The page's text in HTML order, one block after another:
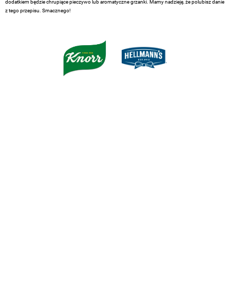
dodatkiem będzie chrupiące pieczywo lub aromatyczne grzanki. Mamy nadzieję, że polubisz danie
z tego przepisu. Smacznego!